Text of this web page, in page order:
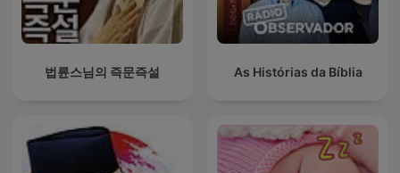
법륜스님의 즉문즉설 As Histórias da Bíblia